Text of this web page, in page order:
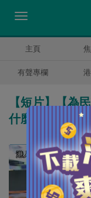
主頁
有聲專欄
【短片】【為
什麼期望？寄